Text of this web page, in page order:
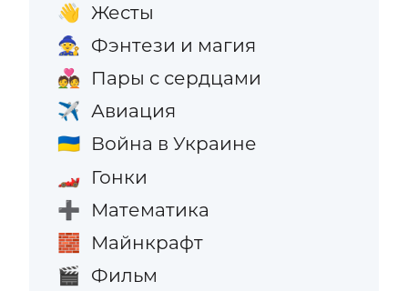
👋 Жесты
🧙 Фэнтези и магия
💑 Пары с сердцами
✈️ Авиация
🇺🇦 Война в Украине
🏎️ Гонки
➕ Математика
🧱 Майнкрафт
🎬 Фильм